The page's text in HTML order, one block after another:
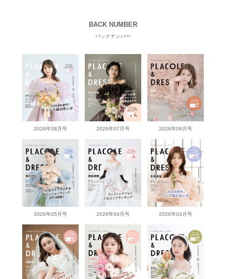
BACK NUMBER
バックナンバー
2026年08月号 2026年07月号 2026年06月号
2026年05月号 2026年04月号 2026年03月号